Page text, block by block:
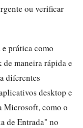
ou verificar
prática como
maneira rápida e
diferentes
desktop e
Microsoft, como o
de Entrada" no